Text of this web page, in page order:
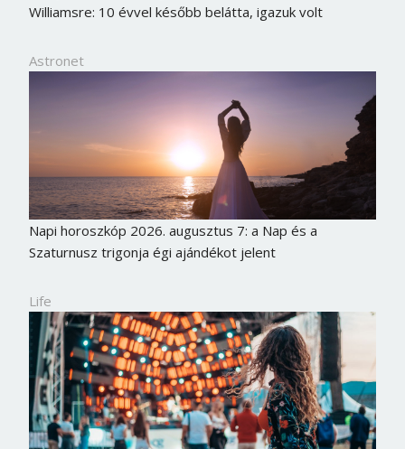
Williamsre: 10 évvel később belátta, igazuk volt
Astronet
Napi horoszkóp 2026. augusztus 7: a Nap és a
Szaturnusz trigonja égi ajándékot jelent
Life